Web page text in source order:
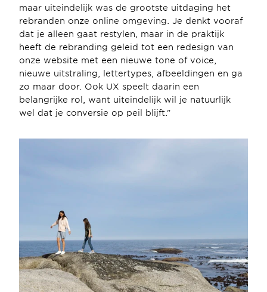
maar uiteindelijk was de grootste uitdaging het
rebranden onze online omgeving. Je denkt vooraf
dat je alleen gaat restylen, maar in de praktijk
heeft de rebranding geleid tot een redesign van
onze website met een nieuwe tone of voice,
nieuwe uitstraling, lettertypes, afbeeldingen en ga
zo maar door. Ook UX speelt daarin een
belangrijke rol, want uiteindelijk wil je natuurlijk
wel dat je conversie op peil blijft.”